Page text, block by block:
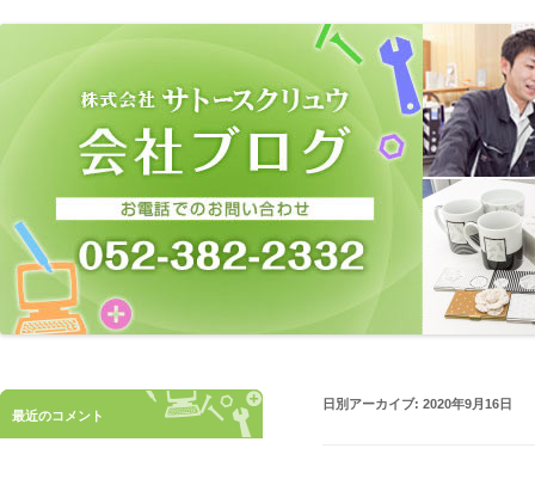
サトースクリュウの会社ブログ
日別アーカイブ: 2020年9月16日
最近のコメント